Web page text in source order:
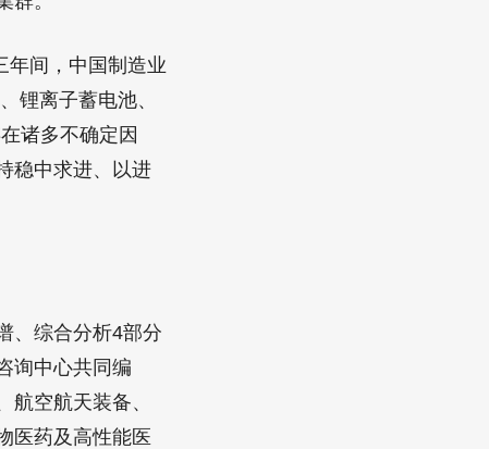
间，中国制造业
锂离子蓄电池、
诸多不确定因
稳中求进、以进
、综合分析4部分
询中心共同编
空航天装备、
医药及高性能医